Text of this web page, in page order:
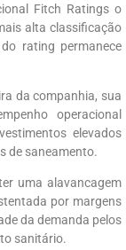
Fitch Ratings o
alta classificação
rating permanece
da companhia, sua
operacional
elevados
de saneamento.
uma alavancagem
por margens
da demanda pelos
sanitário.